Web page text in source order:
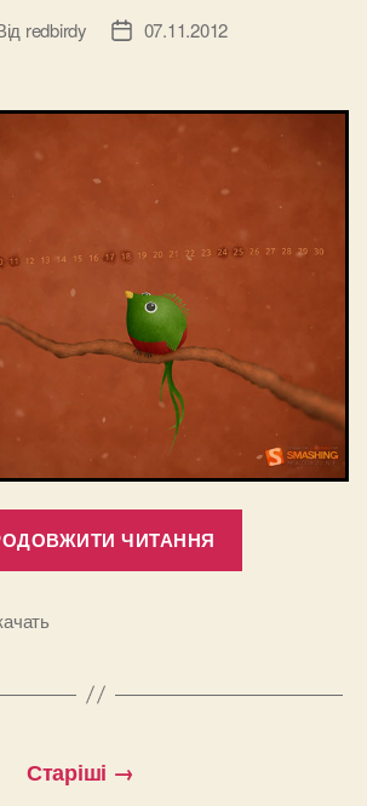
redbirdy
Дата07.11.2012
ЧИТАННЯ
с
Старіші →